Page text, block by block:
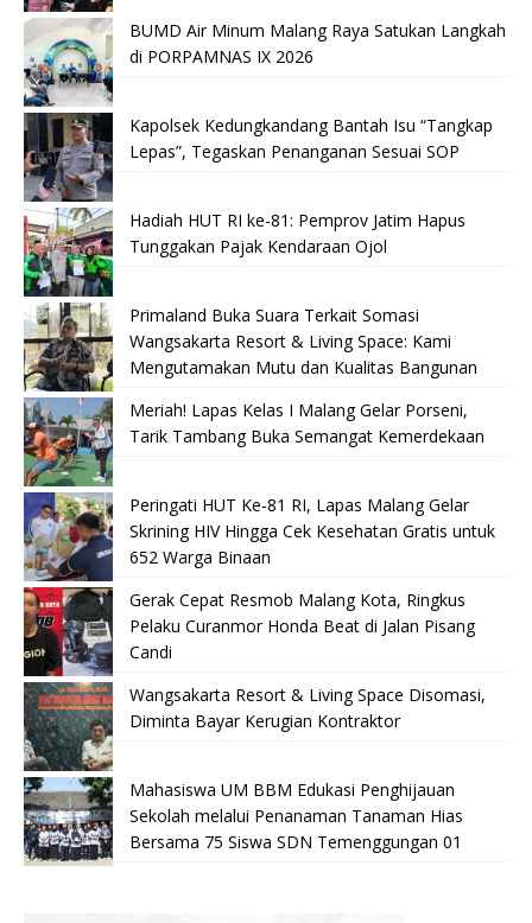
BUMD Air Minum Malang Raya Satukan Langkah
di PORPAMNAS IX 2026
Kapolsek Kedungkandang Bantah Isu “Tangkap
Lepas”, Tegaskan Penanganan Sesuai SOP
Hadiah HUT RI ke-81: Pemprov Jatim Hapus
Tunggakan Pajak Kendaraan Ojol
Primaland Buka Suara Terkait Somasi
Wangsakarta Resort & Living Space: Kami
Mengutamakan Mutu dan Kualitas Bangunan
Meriah! Lapas Kelas I Malang Gelar Porseni,
Tarik Tambang Buka Semangat Kemerdekaan
Peringati HUT Ke-81 RI, Lapas Malang Gelar
Skrining HIV Hingga Cek Kesehatan Gratis untuk
652 Warga Binaan
Gerak Cepat Resmob Malang Kota, Ringkus
Pelaku Curanmor Honda Beat di Jalan Pisang
Candi
Wangsakarta Resort & Living Space Disomasi,
Diminta Bayar Kerugian Kontraktor
Mahasiswa UM BBM Edukasi Penghijauan
Sekolah melalui Penanaman Tanaman Hias
Bersama 75 Siswa SDN Temenggungan 01